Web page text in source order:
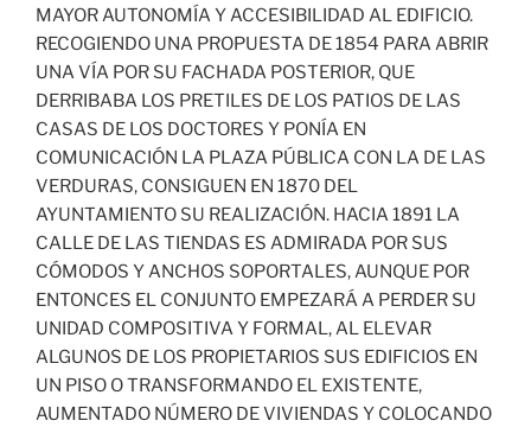
MAYOR AUTONOMÍA Y ACCESIBILIDAD AL EDIFICIO.
RECOGIENDO UNA PROPUESTA DE 1854 PARA ABRIR
UNA VÍA POR SU FACHADA POSTERIOR, QUE
DERRIBABA LOS PRETILES DE LOS PATIOS DE LAS
CASAS DE LOS DOCTORES Y PONÍA EN
COMUNICACIÓN LA PLAZA PÚBLICA CON LA DE LAS
VERDURAS, CONSIGUEN EN 1870 DEL
AYUNTAMIENTO SU REALIZACIÓN. HACIA 1891 LA
CALLE DE LAS TIENDAS ES ADMIRADA POR SUS
CÓMODOS Y ANCHOS SOPORTALES, AUNQUE POR
ENTONCES EL CONJUNTO EMPEZARÁ A PERDER SU
UNIDAD COMPOSITIVA Y FORMAL, AL ELEVAR
ALGUNOS DE LOS PROPIETARIOS SUS EDIFICIOS EN
UN PISO O TRANSFORMANDO EL EXISTENTE,
AUMENTADO NÚMERO DE VIVIENDAS Y COLOCANDO